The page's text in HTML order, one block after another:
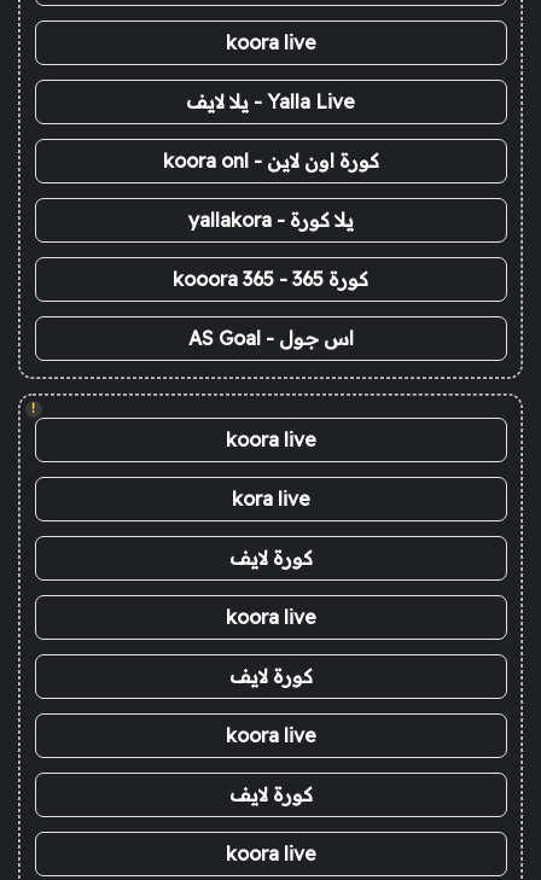
koora live
Yalla Live - يلا لايف
كورة اون لاين - koora onl
يلا كورة - yallakora
كورة 365 - kooora 365
اس جول - AS Goal
!
koora live
kora live
كورة لايف
koora live
كورة لايف
koora live
كورة لايف
koora live